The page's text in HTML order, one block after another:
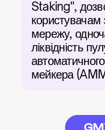
Staking",
мережу,
ліквідність
мейкера